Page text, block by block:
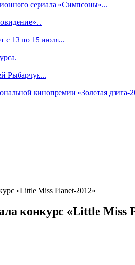
сериала «Симпсоны»...
с 13 по 15 июля...
Рыбарчук...
кинопремии «Золотая дзига-
«Little Miss Planet-2012»
конкурс «Little Miss